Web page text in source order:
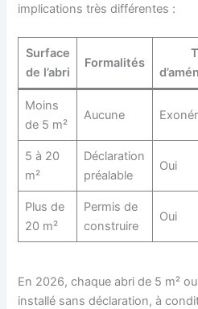
implications très différentes :
Surface
de l’abri
Formalités
Moins
de 5 m²
Aucune
5 à 20
m²
Déclaration
préalable
Oui
Plus de
20 m²
Permis de
construire
Oui
En 2026, chaque abri de 5 m²
installé sans déclaration, à